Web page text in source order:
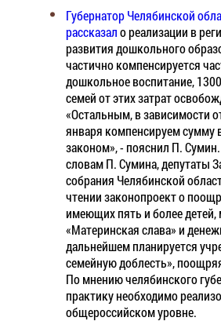
Губернатор Челябинской
рассказало реализации в
развития дошкольного
частично компенсируется
дошкольное воспитание,
семей от этих затрат
«Остальным, в зависимости
января компенсируем сумму
законом», - пояснил П.
словам П. Сумина, депутаты
собрания Челябинской
чтении законопроект о
имеющих пять и более
«Материнская слава» и
дальнейшем планируется
семейную доблесть»,
По мнению челябинского
практику необходимо
общероссийском уровне.